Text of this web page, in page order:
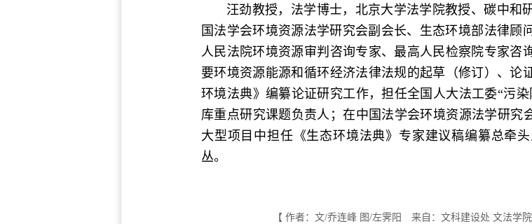
汪劲教授，法学博士，北京大学法学院教授、碳中和
国法学会环境资源法学研究会副会长、生态环境部法律顾
人民法院环境资源审判咨询专家、最高人民检察院专家咨
要环境资源能源和循环经济法律法规的起草（修订）、论
环境法典》编纂论证研究工作，担任全国人大法工委“污
库重点研究课题负责人；在中国法学会环境资源法学研究
大型项目中担任《生态环境法典》专家建议稿编纂总牵
丛。
【 作者：文/乔连峰 图/左霁阳 来自：文科建设处 文法